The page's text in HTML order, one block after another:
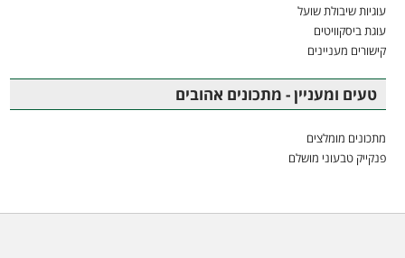
עוגיות שיבולת שועל
עוגת ביסקוויטים
קישורים מעניינים
טעים ומעניין - מתכונים אהובים
מתכונים מומלצים
פנקייק טבעוני מושלם